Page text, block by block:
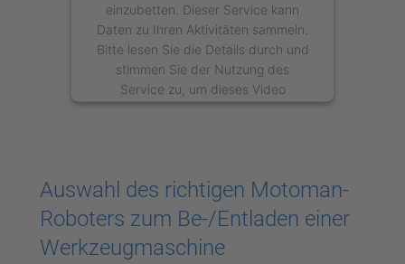
einzubetten. Dieser Service kann
Daten zu Ihren Aktivitäten sammeln.
Bitte lesen Sie die Details durch und
stimmen Sie der Nutzung des
Service zu, um dieses Video
anzusehen.
Akzeptieren
Usercentrics Consent
Management Platform
Auswahl des richtigen Motoman-
Roboters zum Be-/Entladen einer
Werkzeugmaschine